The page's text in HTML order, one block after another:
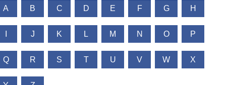
A B C D E F G H
J K L M N O P
Q R S T U V W X